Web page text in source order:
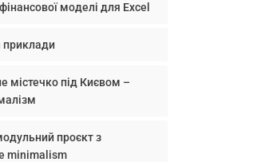
моделі для Excel
приклади
містечко під Києвом –
проєкт з
minimalism